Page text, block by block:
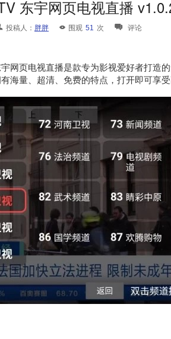
东宇网页电视直播
投稿人： 胖胖 围观 51 次 评论
宇网页电视直播是款专为影视爱好者打造
海量、超清、免费的特点，打开即可享